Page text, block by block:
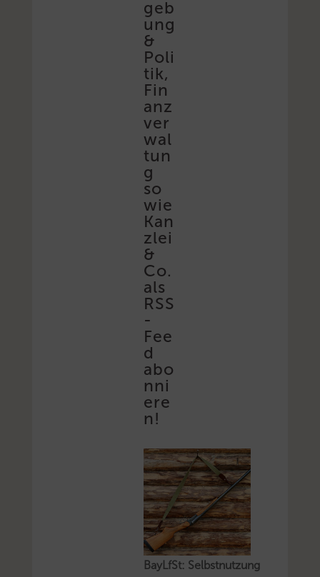
geb
ung
&
Poli
tik,
Fin
anz
ver
wal
tun
g
so
wie
Kan
zlei
&
Co.
als
RSS
-
Fee
d
abo
nni
ere
n!
BayLfSt: Selbstnutzung